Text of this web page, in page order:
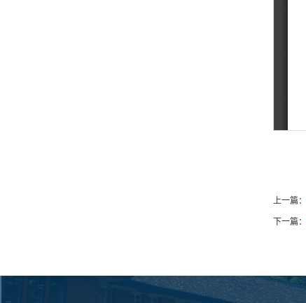
上一篇：
下一篇：